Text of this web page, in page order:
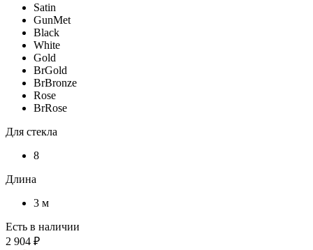
Satin
GunMet
Black
White
Gold
BrGold
BrBronze
Rose
BrRose
Для стекла
8
Длина
3 м
Есть в наличии
2 904 ₽